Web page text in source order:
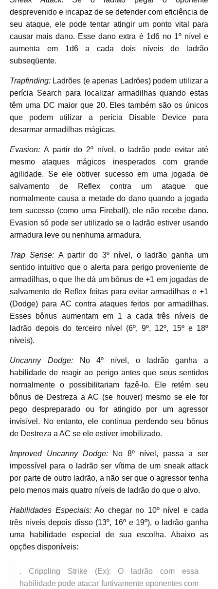
desprevenido e incapaz de se defender com eficiência de
seu ataque, ele pode tentar atingir um ponto vital para
causar mais dano. Esse dano extra é 1d6 no 1º nível e
aumenta em 1d6 a cada dois níveis de ladrão
subseqüente.
Trapfinding: Ladrões (e apenas Ladrões) podem utilizar a
perícia Search para localizar armadilhas quando estas
têm uma DC maior que 20. Eles também são os únicos
que podem utilizar a perícia Disable Device para
desarmar armadilhas mágicas.
Evasion: A partir do 2º nível, o ladrão pode evitar até
mesmo ataques mágicos inesperados com grande
agilidade. Se ele obtiver sucesso em uma jogada de
salvamento de Reflex contra um ataque que
normalmente causa a metade do dano quando a jogada
tem sucesso (como uma Fireball), ele não recebe dano.
Evasion só pode ser utilizado se o ladrão estiver usando
armadura leve ou nenhuma armadura.
Trap Sense: A partir do 3º nível, o ladrão ganha um
sentido intuitivo que o alerta para perigo proveniente de
armadilhas, o que lhe dá um bônus de +1 em jogadas de
salvamento de Reflex feitas para evitar armadilhas e +1
(Dodge) para AC contra ataques feitos por armadilhas.
Esses bônus aumentam em 1 a cada três níveis de
ladrão depois do terceiro nível (6º, 9º, 12º, 15º e 18º
níveis).
Uncanny Dodge:
No 4º nível, o ladrão ganha a
habilidade de reagir ao perigo antes que seus sentidos
normalmente o possibilitariam fazê-lo. Ele retém seu
bônus de Destreza a AC (se houver) mesmo se ele for
pego despreparado ou for atingido por um agressor
invisível. No entanto, ele continua perdendo seu bônus
de Destreza a AC se ele estiver imobilizado.
Improved Uncanny Dodge:No 8º nível, passa a ser
impossível para o ladrão ser vítima de um sneak attack
por parte de outro ladrão, a não ser que o agressor tenha
pelo menos mais quatro níveis de ladrão do que o alvo.
Habilidades Especiais:Ao chegar no 10º nível e cada
três níveis depois disso (13º, 16º e 19º), o ladrão ganha
uma habilidade especial de sua escolha. Abaixo as
opções disponíveis:
. Crippling Strike (Ex): O ladrão com essa
habilidade pode atacar furtivamente oponentes com